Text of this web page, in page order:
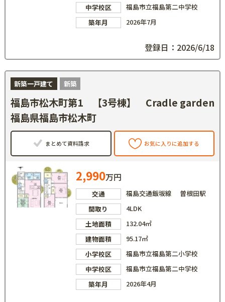
中学校区
福島市立福島第二中学校
築年月
2026年7月
登録日：2026/6/18
新築一戸建て 新築
福島市松木町第1 【3号棟】 Cradle garden
福島県福島市松木町
まとめて資料請求 お気に入りに追加する
2,990万円
交通
福島交通飯坂線 曽根田駅
間取り
4LDK
土地面積
132.04㎡
建物面積
95.17㎡
小学校区
福島市立福島第二小学校
中学校区
福島市立福島第二中学校
築年月
2026年4月